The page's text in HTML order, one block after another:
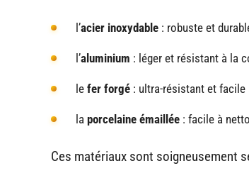
l’acier inoxydable : robuste et
l’aluminium : léger et résistant à la
le fer forgé : ultra-résistant et facile
la porcelaine émaillée : facile à
Ces matériaux sont soigneusement